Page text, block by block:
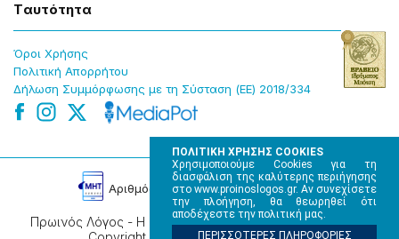
ΠΟΛΙΤΙΚΗ ΧΡΗΣΗΣ COOKIES
Χρησιμοποιούμε Cookies για τη
διασφάλιση της καλύτερης περιήγησης
στο www.proinoslogos.gr. Αν συνεχίσετε
την πλοήγηση, θα θεωρηθεί ότι
αποδέχεστε την πολιτική μας.
ΠΕΡΙΣΣΟΤΕΡΕΣ ΠΛΗΡΟΦΟΡΙΕΣ
Tαυτότητα
Όροɩ Χρήσης
Πολɩτɩκή Απορρήτου
Δήλωση Συμμόρφωσης με τη Σύσταση (ΕΕ) 2018/334
Πρωινός Λόγος - Η καθημερινή εφημερίδα της Ηπείρου,
Αρɩθμός Πɩστοποίησης Μ.Η.Τ. 220242